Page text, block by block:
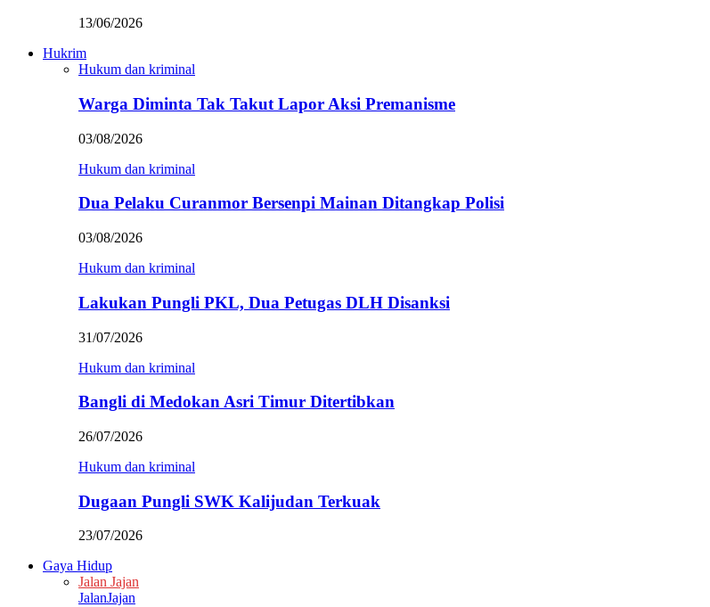
13/06/2026
Hukrim
Hukum dan kriminal
Warga Diminta Tak Takut Lapor Aksi Premanisme
03/08/2026
Hukum dan kriminal
Dua Pelaku Curanmor Bersenpi Mainan Ditangkap Polisi
03/08/2026
Hukum dan kriminal
Lakukan Pungli PKL, Dua Petugas DLH Disanksi
31/07/2026
Hukum dan kriminal
Bangli di Medokan Asri Timur Ditertibkan
26/07/2026
Hukum dan kriminal
Dugaan Pungli SWK Kalijudan Terkuak
23/07/2026
Gaya Hidup
Jalan Jajan
JalanJajan